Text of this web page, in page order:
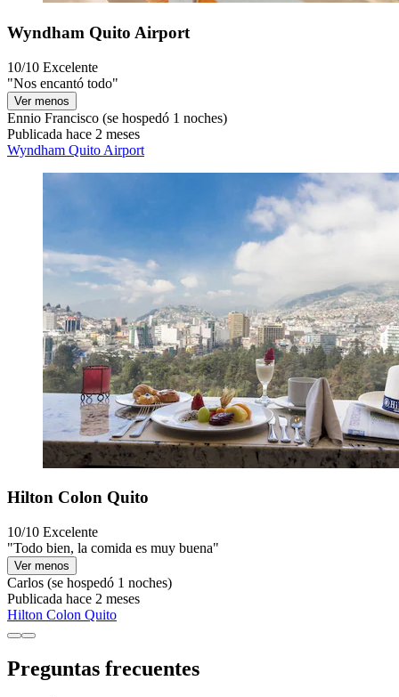
Wyndham Quito Airport
10/10 Excelente
"Nos encantó todo"
Ver menos
Ennio Francisco (se hospedó 1 noches)
Publicada hace 2 meses
Wyndham Quito Airport
Hilton Colon Quito
10/10 Excelente
"Todo bien, la comida es muy buena"
Ver menos
Carlos (se hospedó 1 noches)
Publicada hace 2 meses
Hilton Colon Quito
Preguntas frecuentes